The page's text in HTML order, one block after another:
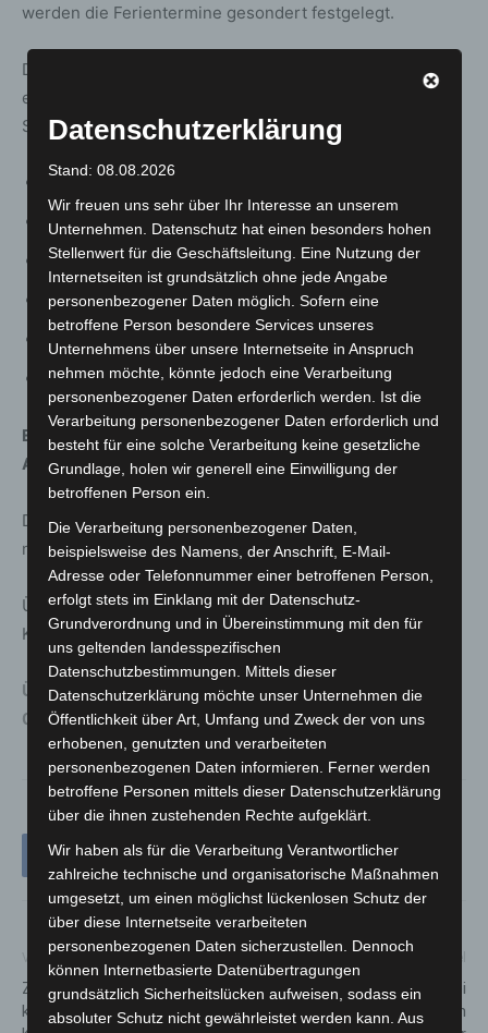
werden die Ferientermine gesondert festgelegt.
Die Einschulung der Erstklässlerinnen und Erstklässler
erfolgt wie gewohnt am Sonnabend nach dem ersten
Schultag eines neuen Schuljahres und zwar
im Schuljahr 2024/2025 am 10.8.2024,
im Schuljahr 2025/2026 am 16.8.2025,
im Schuljahr 2026/2027 am 15.8.2026,
im Schuljahr 2027/2028 am 21.8.2027,
im Schuljahr 2028/2029 am 2.9.2028,
im Schuljahr 2029/2030 am 1.9.2029.
Eine tabellarische Ferienübersicht finden Sie im
Anhang.
Den Erlass und weitere Informationen zur
niedersächsischen Ferienordnung finden Sieonline hier
Über die Ferienregelung für alle Länder informiert die
Kultusministerkonferenz auf ihrerHomepage hier .
Übersicht_Ferien_Schuljahr_2024_2025_bis_2029_203
0
Vorheriger Artikel
Zeugen gesucht: 83-Jährige
kippt mit ihrem
Hannover-List: Zwei
Fußgängerinnen werden
Datenschutzerklärung
Stand: 08.08.2026
Wir freuen uns sehr über Ihr Interesse an unserem
Unternehmen. Datenschutz hat einen besonders hohen
Stellenwert für die Geschäftsleitung. Eine Nutzung der
Internetseiten ist grundsätzlich ohne jede Angabe
personenbezogener Daten möglich. Sofern eine
betroffene Person besondere Services unseres
Unternehmens über unsere Internetseite in Anspruch
nehmen möchte, könnte jedoch eine Verarbeitung
personenbezogener Daten erforderlich werden. Ist die
Verarbeitung personenbezogener Daten erforderlich und
besteht für eine solche Verarbeitung keine gesetzliche
Grundlage, holen wir generell eine Einwilligung der
betroffenen Person ein.
Die Verarbeitung personenbezogener Daten,
beispielsweise des Namens, der Anschrift, E-Mail-
Adresse oder Telefonnummer einer betroffenen Person,
erfolgt stets im Einklang mit der Datenschutz-
Grundverordnung und in Übereinstimmung mit den für
uns geltenden landesspezifischen
Datenschutzbestimmungen. Mittels dieser
Datenschutzerklärung möchte unser Unternehmen die
Öffentlichkeit über Art, Umfang und Zweck der von uns
erhobenen, genutzten und verarbeiteten
personenbezogenen Daten informieren. Ferner werden
betroffene Personen mittels dieser Datenschutzerklärung
über die ihnen zustehenden Rechte aufgeklärt.
Wir haben als für die Verarbeitung Verantwortlicher
zahlreiche technische und organisatorische Maßnahmen
umgesetzt, um einen möglichst lückenlosen Schutz der
über diese Internetseite verarbeiteten
personenbezogenen Daten sicherzustellen. Dennoch
können Internetbasierte Datenübertragungen
grundsätzlich Sicherheitslücken aufweisen, sodass ein
absoluter Schutz nicht gewährleistet werden kann. Aus